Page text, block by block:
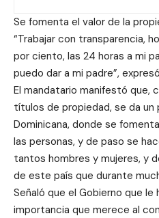
Se fomenta el valor de la
“Trabajar con transparencia,
por ciento, las 24 horas a mi
puedo dar a mi padre”,
El mandatario manifestó que,
títulos de propiedad, se da un
Dominicana, donde se
las personas, y de paso se
tantos hombres y mujeres, y
de este país que durante
Señaló que el Gobierno que
importancia que merece al